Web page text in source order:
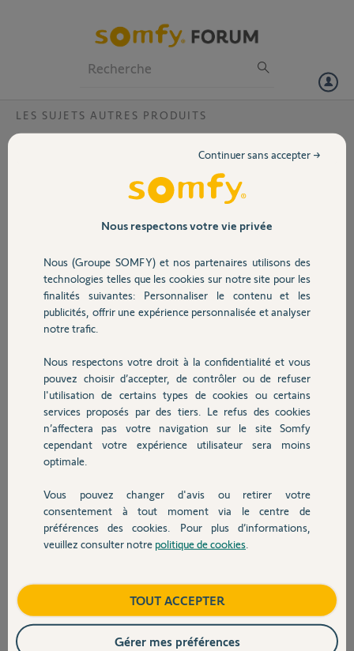
Volet
Sécurité
Domotique
Chauffage
Autres produits
Devis avec un pro
Contact
LES SUJETS AUTRES PRODUITS
Le store de terrasse ne ferme pas
Le store de terrasse s'ouvre sans problème mais ne revient pas
automatiquement et lorsque j'essaie de le fermer, il démarre et
s'arrête plusieurs fois. S'agit-il du moteur ou de l'unité de contrôle ?
Garry P.
il y a plus d'un an
Participer au fil de discussion
Réponses
D'après vos explications il s'agirait du condensateur.
Voici un tuto pour le changerhttp://www.conseils-
store.com/index.php?store=bead_mess&a...
Bonne soirée à vous
Charly il y a plus d'un an
Merci au Coyote pour sa suggestion, je vais regarder comment installer
il y a plus d'un an
Nous respectons votre vie privée
Nous (Groupe SOMFY) et nos partenaires utilisons des
technologies telles que les cookies sur notre site pour les
finalités suivantes: Personnaliser le contenu et les
publicités, offrir une expérience personnalisée et analyser
notre trafic.
Nous respectons votre droit à la confidentialité et vous
pouvez choisir d’accepter, de contrôler ou de refuser
l'utilisation de certains types de cookies ou certains
services proposés par des tiers. Le refus des cookies
n’affectera pas votre navigation sur le site Somfy
cependant votre expérience utilisateur sera moins
optimale.
Vous pouvez changer d'avis ou retirer votre
consentement à tout moment via le centre de
préférences des cookies. Pour plus d’informations,
veuillez consulter notre politique de cookies
Continuer sans accepter →
TOUT ACCEPTER
Gérer mes préférences